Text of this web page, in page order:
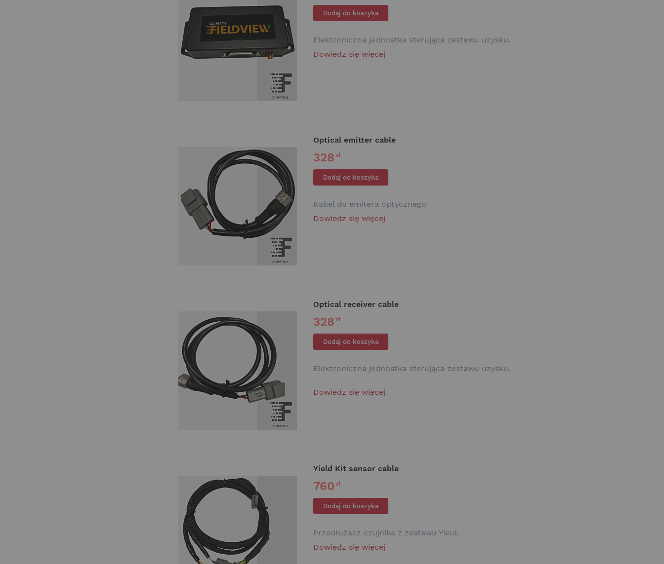
Dodaj do koszyka
Elektroniczna jednostka sterująca zestawu uzysku.
Dowiedz się więcej
Optical emitter cable
328zł
Dodaj do koszyka
Kabel do emitera optycznego
Dowiedz się więcej
Optical receiver cable
328zł
Dodaj do koszyka
Elektroniczna jednostka sterująca zestawu uzysku.
Dowiedz się więcej
Yield Kit sensor cable
760zł
Dodaj do koszyka
Przedłużacz czujnika z zestawu Yield.
Dowiedz się więcej